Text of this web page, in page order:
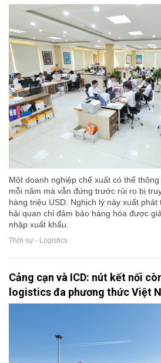
Một doanh nghiệp chế xuất có thể
mỗi năm mà vẫn đứng trước rủi ro bị
hàng triệu USD. Nghịch lý này xuất
hải quan chỉ đảm bảo hàng hóa được
nhập xuất khẩu.
Thời sự - Logistics
Cảng cạn và ICD: nút kết nối
logistics đa phương thức Việt